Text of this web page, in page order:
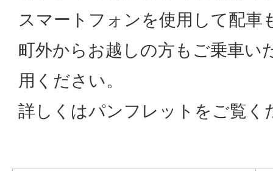
スマートフォンを使用して配車
町外からお越しの方もご乗車い
用ください。
詳しくはパンフレットをご覧く